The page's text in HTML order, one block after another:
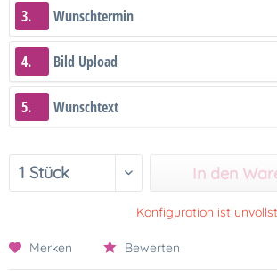
3. Wunschtermin
4. Bild Upload
5. Wunschtext
In den
Konfiguration ist
Merken Bewerten